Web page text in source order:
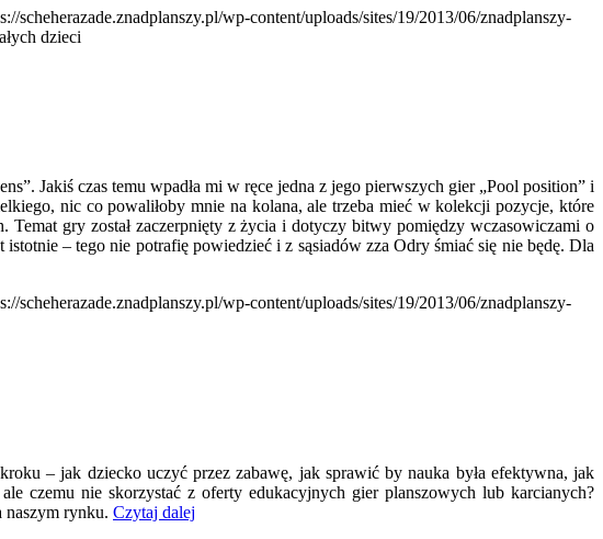
scheherazade.znadplanszy.pl/wp-content/uploads/sites/19/2013/06/znadplanszy-
dzieci
Jakiś czas temu wpadła mi w ręce jedna z jego pierwszych gier „Pool position” i
nic co powaliłoby mnie na kolana, ale trzeba mieć w kolekcji pozycje, które
gry został zaczerpnięty z życia i dotyczy bitwy pomiędzy wczasowiczami o
– tego nie potrafię powiedzieć i z sąsiadów zza Odry śmiać się nie będę. Dla
scheherazade.znadplanszy.pl/wp-content/uploads/sites/19/2013/06/znadplanszy-
– jak dziecko uczyć przez zabawę, jak sprawić by nauka była efektywna, jak
czemu nie skorzystać z oferty edukacyjnych gier planszowych lub karcianych?
naszym rynku. Czytaj dalej